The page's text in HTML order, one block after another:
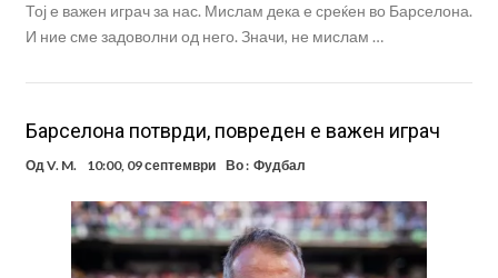
Тој е важен играч за нас. Мислам дека е среќен во Барселона.
И ние сме задоволни од него. Значи, не мислам …
Барселона потврди, повреден е важен играч
ОдV. M. 10:00, 09 септември Во : Фудбал